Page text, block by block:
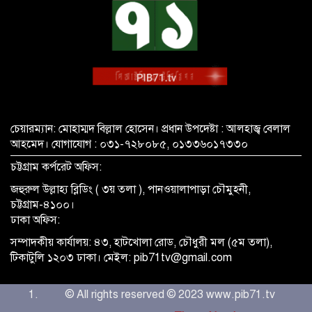
চেয়ারম্যান: মোহাম্মদ বিল্লাল হোসেন। প্রধান উপদেষ্টা : আলহাজ্ব বেলাল
আহমেদ। যোগাযোগ : ০৩১-৭২৮০৮৫, ০১৩৩৬০১৭৩৩০
চট্টগ্রাম কর্পরেট অফিস:
জহুরুল উল্লাহ্য ব্লিডিং ( ৩য় তলা ), পানওয়ালাপাড়া চৌমুহনী,
চট্টগ্রাম-৪১০০।
ঢাকা অফিস:
সম্পাদকীয় কার্যালয়: ৪৩, হাটখোলা রোড, চৌধুরী মল (৫ম তলা),
টিকাটুলি ১২০৩ ঢাকা। মেইল: pib71tv@gmail.com
© All rights reserved © 2023 www.pib71.tv